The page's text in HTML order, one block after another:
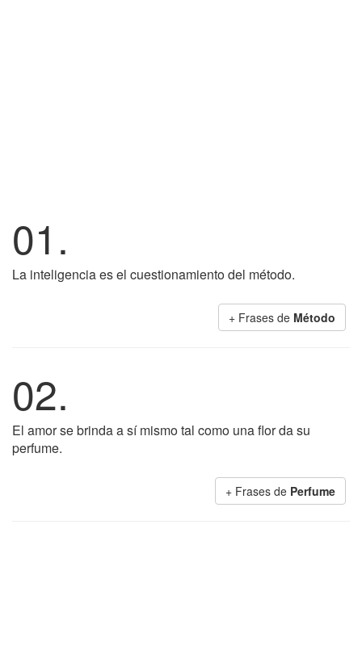
01.
La inteligencia es el cuestionamiento del método.
+ Frases de Método
02.
El amor se brinda a sí mismo tal como una flor da su
perfume.
+ Frases de Perfume